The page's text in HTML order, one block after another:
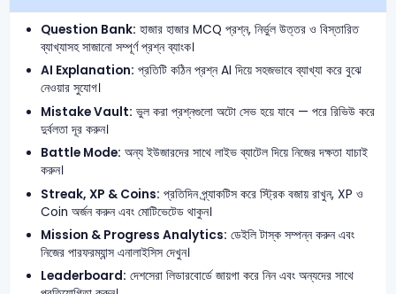
Question Bank: হাজার হাজার MCQ প্রশ্ন, নির্ভুল উত্তর ও বিস্তারিত
ব্যাখ্যাসহ সাজানো সম্পূর্ণ প্রশ্ন ব্যাংক।
AI Explanation: প্রতিটি কঠিন প্রশ্ন AI দিয়ে সহজভাবে ব্যাখ্যা করে বুঝে
নেওয়ার সুযোগ।
Mistake Vault: ভুল করা প্রশ্নগুলো অটো সেভ হয়ে যাবে — পরে রিভিউ করে
দুর্বলতা দূর করুন।
Battle Mode: অন্য ইউজারদের সাথে লাইভ ব্যাটেল দিয়ে নিজের দক্ষতা যাচাই
করুন।
Streak, XP & Coins: প্রতিদিন প্র্যাকটিস করে স্ট্রিক বজায় রাখুন, XP ও
Coin অর্জন করুন এবং মোটিভেটেড থাকুন।
Mission & Progress Analytics: ডেইলি টাস্ক সম্পন্ন করুন এবং
নিজের পারফরম্যান্স এনালাইসিস দেখুন।
Leaderboard: দেশসেরা লিডারবোর্ডে জায়গা করে নিন এবং অন্যদের সাথে